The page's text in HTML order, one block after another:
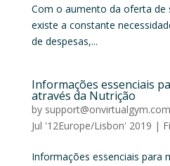
Com o aumento da oferta de
existe a constante
de despesas,...
Informações essenciais
através da Nutrição
by support@onvirtualgym.com
Jul '12Europe/Lisbon' 2019 |
Informações essenciais para